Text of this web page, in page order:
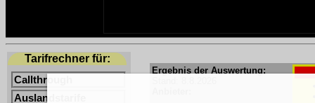
Tarifrechner für:
Callthrough
Auslandstarife
Ergebnis der Auswertung: